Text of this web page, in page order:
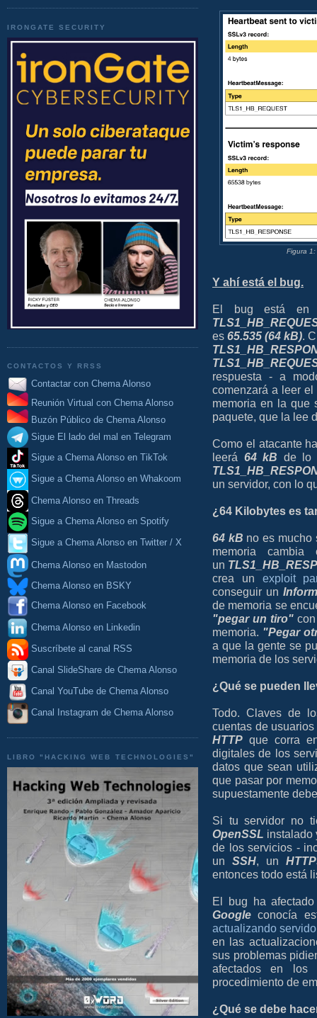
IRONGATE SECURITY
CONTACTOS Y RRSS
Contactar con Chema Alonso
Reunión Virtual con Chema Alonso
Buzón Público de Chema Alonso
Sigue El lado del mal en Telegram
Sigue a Chema Alonso en TikTok
Sigue a Chema Alonso en Whakoom
Chema Alonso en Threads
Sigue a Chema Alonso en Spotify
Sigue a Chema Alonso en Twitter / X
Chema Alonso en Mastodon
Chema Alonso en BSKY
Chema Alonso en Facebook
Chema Alonso en Linkedin
Suscríbete al canal RSS
Canal SlideShare de Chema Alonso
Canal YouTube de Chema Alonso
Canal Instagram de Chema Alonso
LIBRO "HACKING WEB TECHNOLOGIES"
Figura
Y ahí está el bug.
El bug está en
es65.535 (64 kB).
respuesta - a
comenzará a leer
memoria en la que
paquete, que la lee
Como el atacante
leerá 64 kB de lo
un servidor, con lo
¿64 Kilobytes es
64 kB no es
memoria
un
crea un exploit
conseguir un
de memoria se
"pegar un tiro"
memoria. "Pegar
a que la gente se
memoria de los
¿Qué se pueden
Todo. Claves de
cuentas de
HTTP que corra
digitales de los
datos que sean
que pasar por
supuestamente
Si tu servidor no
OpenSSL instalado
de los servicios -
unSSH, un
entonces todo está
El bug ha
Google conocía
actualizando
en las
sus problemas
afectados en
procedimiento de
¿Qué se debe